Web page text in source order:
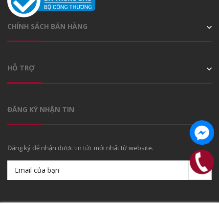
CHÍNH SÁCH BÁN HÀNG
HỖ TRỢ
ĐĂNG KÝ NHẬN TIN
Đăng ký để nhận được tin tức mới nhất từ website.